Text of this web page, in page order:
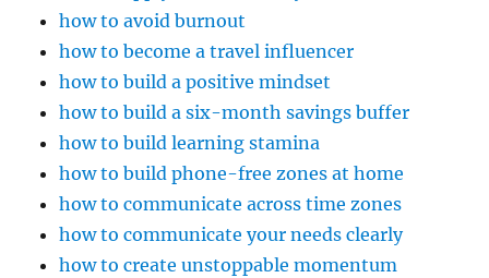
how to avoid burnout
how to become a travel influencer
how to build a positive mindset
how to build a six-month savings buffer
how to build learning stamina
how to build phone-free zones at home
how to communicate across time zones
how to communicate your needs clearly
how to create unstoppable momentum